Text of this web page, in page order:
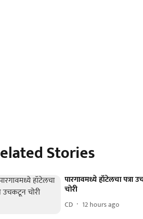
Stories
पारगावमध्ये हॉटेलचा पत्रा
चोरी
CD 12 hours ago